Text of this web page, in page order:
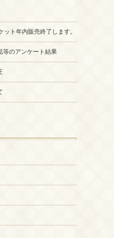
ト年内販売終了します。
等のアンケート結果